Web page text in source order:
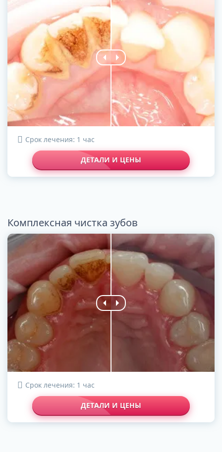
Срок лечения: 1 час
ДЕТАЛИ И ЦЕНЫ
Комплексная чистка зубов
Срок лечения: 1 час
ДЕТАЛИ И ЦЕНЫ